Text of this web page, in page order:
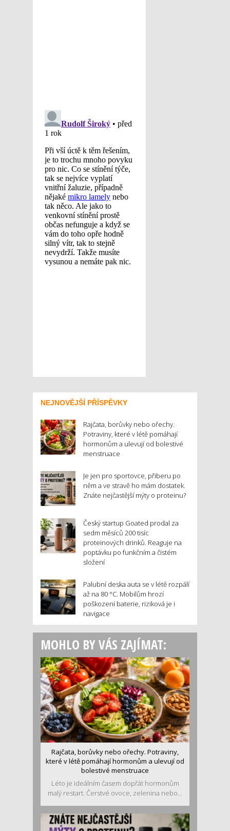
NEJNOVĚJŠÍ PŘÍSPĚVKY
Rajčata, borůvky nebo ořechy.
Potraviny, které v létě pomáhají
hormonům a ulevují od bolestivé
menstruace
Je jen pro sportovce, přiberu po
něm a ve stravě ho mám dostatek.
Znáte nejčastější mýty o proteinu?
Český startup Goated prodal za
sedm měsíců 200 tisíc
proteinových drinků. Reaguje na
poptávku po funkčním a čistém
složení
Palubní deska auta se v létě rozpálí
až na 80 °C. Mobilům hrozí
poškození baterie, riziková je i
navigace
MOHLO BY VÁS ZAJÍMAT:
Rajčata, borůvky nebo ořechy. Potraviny,
které v létě pomáhají hormonům a ulevují od
bolestivé menstruace
Léto je ideálním časem dopřát hormonům
malý restart. Čerstvé ovoce, zelenina nebo...